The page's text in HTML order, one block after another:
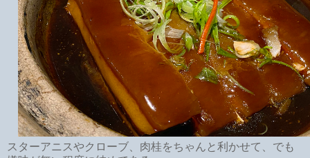
スターアニスやクローブ、肉桂をちゃんと利かせて、でも